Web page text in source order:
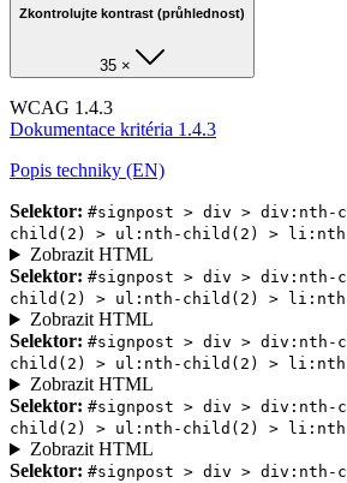
Zkontrolujte kontrast (průhlednost)
35 ×
WCAG 1.4.3
Dokumentace kritéria 1.4.3
Popis techniky (EN)
Selektor: #signpost > div >
child(2) > ul:nth-child(2) >
Zobrazit HTML
Selektor: #signpost > div >
child(2) > ul:nth-child(2) >
Zobrazit HTML
Selektor: #signpost > div >
child(2) > ul:nth-child(2) >
Zobrazit HTML
Selektor: #signpost > div >
child(2) > ul:nth-child(2) >
Zobrazit HTML
Selektor: #signpost > div >